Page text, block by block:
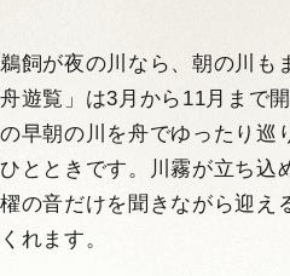
鵜飼が夜の川なら、朝の川も
舟遊覧」は3月から11月まで
の早朝の川を舟でゆったり巡
ひとときです。川霧が立ち込
櫂の音だけを聞きながら迎え
くれます。